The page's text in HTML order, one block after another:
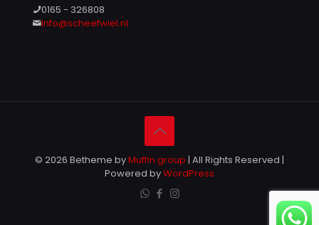
0165 - 326808
Info@scheefwiel.nl
© 2026 Betheme byMuffin group | All Rights Reserved |
Powered byWordPress